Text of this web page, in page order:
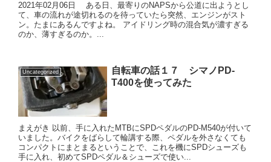
2021年02月06日 ある日、最寄りのNAPSから公道に出ようとし
て、車の流れが途切れるのを待っていたら突然、エンジンがスト
ン。たまにあるんですよね。 アイドリング時の混合気が濃すぎる
のか、薄すぎるのか。...
Uncategorized
自転車の話１７ シマノPD-
T400を使ってみた
まえがき 以前、手に入れたMTBにSPDペダルのPD-M540が付いて
いました。バイクをばらして輪講する際、ペダルを外さなくても
コンパクトにまとまるということで、これを機にSPDシューズも
手に入れ、初めてSPDペダル＆シューズで使い...